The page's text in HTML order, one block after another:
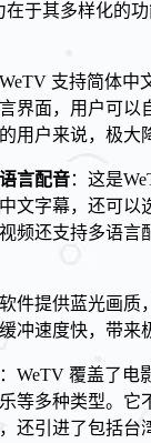
在于其多样化的
支持简体中
界面，用户可以
用户来说，极大
言配音：这是
文字幕，还可以
频还支持多语言
件提供蓝光画质
冲速度快，带来
：WeTV 覆盖了电
等多种类型。它
还引进了包括台